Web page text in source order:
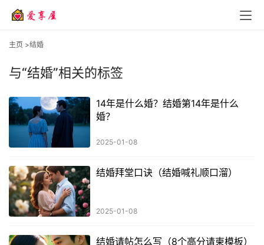
主页 >结婚
与“结婚”相关的标签
14年是什么婚？结婚第14年是什么
婚？
2025-01-08
结婚拜堂口诀（结婚喊礼顺口溜）
2025-01-08
结婚请帖怎么写（8个高分请柬模板）